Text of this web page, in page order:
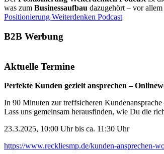
was zum Businessaufbau dazugehört – vor allem
Positionierung Weiterdenken Podcast
B2B Werbung
Aktuelle Termine
Perfekte Kunden gezielt ansprechen –
In 90 Minuten zur treffsicheren
Lass uns gemeinsam herausfinden, wie Du die
23.3.2025, 10:00 Uhr bis ca. 11:30 Uhr
https://www.reckliesmp.de/kunden-ansprechen-